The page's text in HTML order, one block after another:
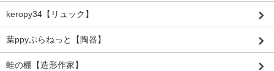
keropy34【リュック】
葉ppyぷらねっと【陶器】
蛙の棚【造形作家】